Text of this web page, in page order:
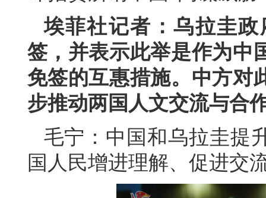
埃菲社记者：乌拉圭
签，并表示此举是作为中
免签的互惠措施。中方对
步推动两国人文交流与合
毛宁：中国和乌拉圭提
国人民增进理解、促进交